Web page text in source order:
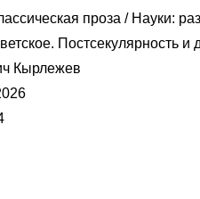
проза / Науки:
Постсекулярноcть
Кырлежев